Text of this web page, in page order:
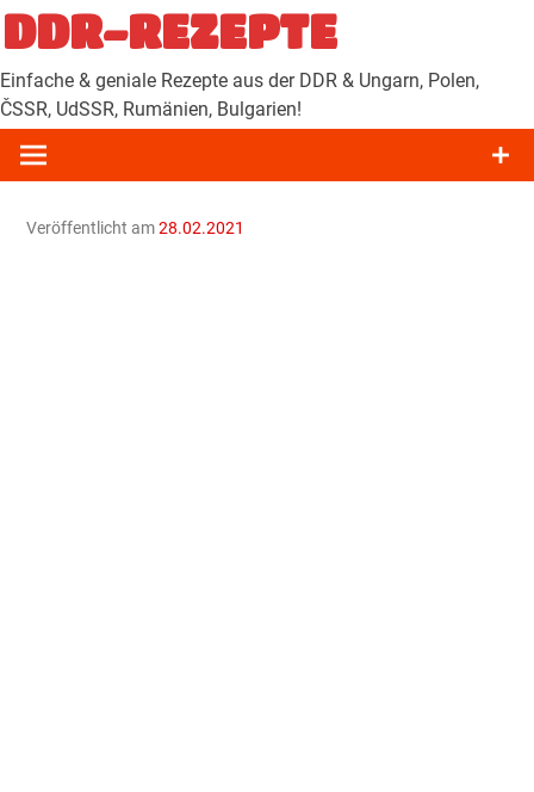
Zum
Inhalt
springen
DDR-REZEPTE
Einfache & geniale Rezepte aus der DDR & Ungarn, Polen,
ČSSR, UdSSR, Rumänien, Bulgarien!
Veröffentlicht am28.02.2021